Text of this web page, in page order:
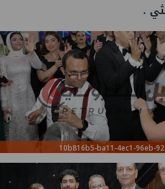
.
10b816b5-ba11-4ec1-96eb-